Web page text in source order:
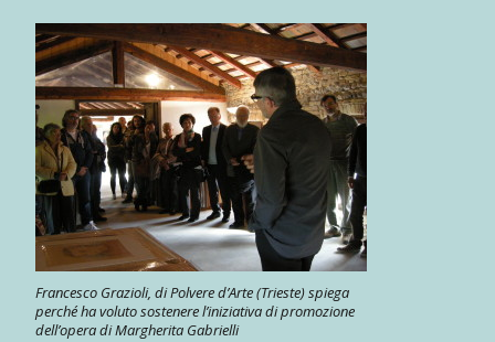
Francesco Grazioli, di Polvere d’Arte (Trieste) spiega
perché ha voluto sostenere l’iniziativa di promozione
dell’opera di Margherita Gabrielli